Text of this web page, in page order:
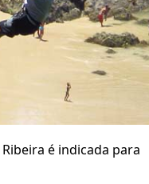
é indicada para